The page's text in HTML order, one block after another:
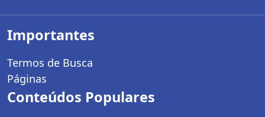
Importantes
Termos de Busca
Páginas
Conteúdos Populares